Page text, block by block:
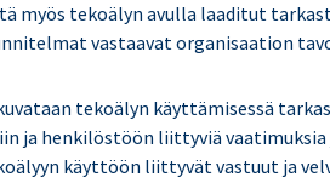
myös tekoälyn avulla laaditut
vastaavat organisaation
tekoälyn käyttämisessä
ja henkilöstöön liittyviä vaatimuksia
käyttöön liittyvät vastuut ja